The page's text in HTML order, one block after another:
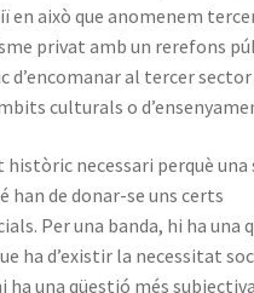
en això que anomenem
privat amb un rerefons
al tercer
culturals o
necessari perquè
han de donar-se uns certs
Per una banda, hi ha una
ha d’existir la necessitat
ha una qüestió més